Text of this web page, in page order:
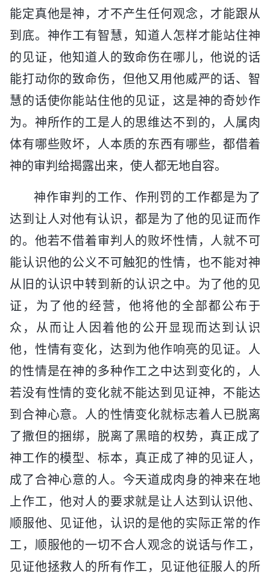
能定真他是神，才不产生任何观念，才能跟从
到底。神作工有智慧，知道人怎样才能站住神
的见证，他知道人的致命伤在哪儿，他说的话
能打动你的致命伤，但他又用他威严的话、智
慧的话使你能站住他的见证，这是神的奇妙作
为。神所作的工是人的思维达不到的，人属肉
体有哪些败坏，人本质的东西有哪些，都借着
神的审判给揭露出来，使人都无地自容。
神作审判的工作、作刑罚的工作都是为了
达到让人对他有认识，都是为了他的见证而作
的。他若不借着审判人的败坏性情，人就不可
能认识他的公义不可触犯的性情，也不能对神
从旧的认识中转到新的认识之中。为了他的见
证，为了他的经营，他将他的全部都公布于
众，从而让人因着他的公开显现而达到认识
他，性情有变化，达到为他作响亮的见证。人
的性情是在神的多种作工之中达到变化的，人
若没有性情的变化就不能达到见证神，不能达
到合神心意。人的性情变化就标志着人已脱离
了撒但的捆绑，脱离了黑暗的权势，真正成了
神工作的模型、标本，真正成了神的见证人，
成了合神心意的人。今天道成肉身的神来在地
上作工，他对人的要求就是让人达到认识他、
顺服他、见证他，认识的是他的实际正常的作
工，顺服他的一切不合人观念的说话与作工，
见证他拯救人的所有作工，见证他征服人的所